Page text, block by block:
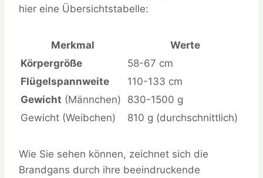
hier eine Übersichtstabelle:
Merkmal
Werte
Körpergröße
58-67 cm
Flügelspannweite
110-133 cm
Gewicht (Männchen)
830-1500 g
Gewicht (Weibchen)
810 g (durchschnittlich)
Wie Sie sehen können, zeichnet sich die
Brandgans durch ihre beeindruckende